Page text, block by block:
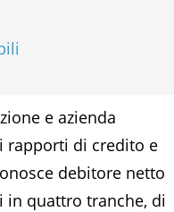
e azienda
rapporti di credito e
debitore netto
in quattro tranche, di